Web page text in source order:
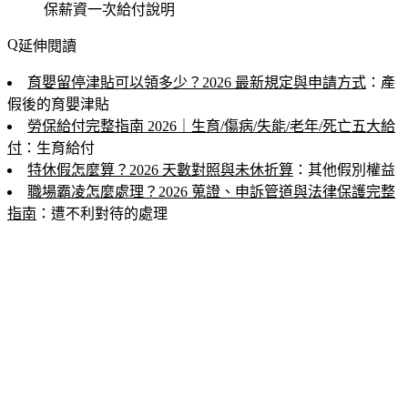
保薪資一次給付說明
延伸閱讀
育嬰留停津貼可以領多少？2026 最新規定與申請方式 ：產
假後的育嬰津貼
勞保給付完整指南 2026｜生育/傷病/失能/老年/死亡五大給
付 ：生育給付
特休假怎麼算？2026 天數對照與未休折算 ：其他假別權益
職場霸凌怎麼處理？2026 蒐證、申訴管道與法律保護完整
指南 ：遭不利對待的處理